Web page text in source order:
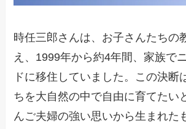
時任三郎さんは、お子さんたちの
え、1999年から約4年間、家族で
ドに移住していました。この決断
ちを大自然の中で自由に育てたい
んご夫婦の強い思いから生まれた